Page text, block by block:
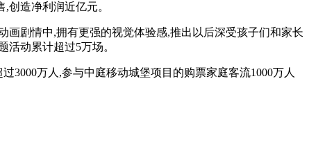
,创造净利润近亿元。
剧情中,拥有更强的视觉体验感,推出以后深受孩子们和家长
动累计超过5万场。
3000万人,参与中庭移动城堡项目的购票家庭客流1000万人